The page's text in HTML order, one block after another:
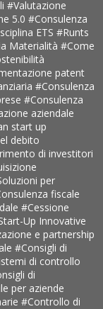
#Valutazione
5.0#Consulenza
ETS#Runts
Materialità#Come
patent
#Consulenza
#Consulenza
aziendale
start up
debito
di investitori
per
fiscale
#Cessione
Up Innovative
e partnership
#Consigli di
di controllo
di
per aziende
#Controllo di